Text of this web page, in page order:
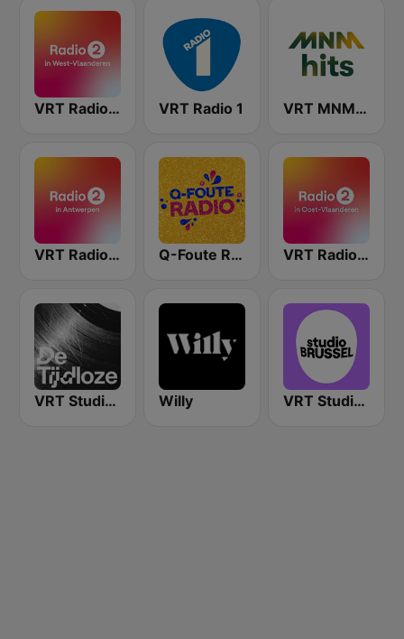
VRT Radio 2 West-Vlaanderen VRT Radio 1 VRT MNM Hits
VRT Radio 2 Antwerpen Q-Foute Radio VRT Radio 2 Oost-Vlaanderen
VRT Studio Brussel - De Tijdloze Willy VRT Studio Brussel